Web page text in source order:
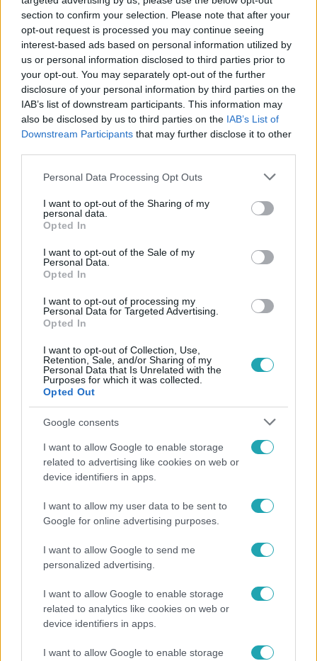
section to confirm your selection. Please note that after your
opt-out request is processed you may continue seeing
interest-based ads based on personal information utilized by
us or personal information disclosed to third parties prior to
your opt-out. You may separately opt-out of the further
disclosure of your personal information by third parties on the
IAB’s list of downstream participants. This information may
also be disclosed by us to third parties on the IAB’s List of
Downstream Participants that may further disclose it to other
Please note that this website/app uses one or more Google
not limited to your visit or usage behaviour. You may click to
grant or deny consent to Google and its third-party tags to
use your data for below specified purposes in below Google
consent section.
Personal Data Processing Opt Outs
I want to opt-out of the Sharing of my
personal data.
Opted In
I want to opt-out of the Sale of my
Personal Data.
Opted In
I want to opt-out of processing my
Personal Data for Targeted Advertising.
Opted In
I want to opt-out of Collection, Use,
Retention, Sale, and/or Sharing of my
Personal Data that Is Unrelated with the
Purposes for which it was collected.
Opted Out
Google consents
I want to allow Google to enable storage
related to advertising like cookies on web or
device identifiers in apps.
I want to allow my user data to be sent to
Google for online advertising purposes.
I want to allow Google to send me
personalized advertising.
I want to allow Google to enable storage
related to analytics like cookies on web or
device identifiers in apps.
I want to allow Google to enable storage
látogatók. Ugyanekkortól Udvardi Krisztián maszkfaragó
a Kanizsai Dorottya Múzeumban mutatja meg, miként
készülnek a faálarcok.A busók fél egykor kelnek át a
Sokac révbe a Dunán, majd kezdenek gyülekezni az
álarcosok a Koló téren, hogy délután kettő órakor
elinduljon felvonulásuk a belvárosban. Fél négykor kerül
sor a busóavatására, hogy négy órától elindulhason a
szabad farsangolás a busókkal a belvárosban.Fél ötkor
bocsátják a Duna vízére a télbúcsúztató farsangi
koporsót, majd öt órától a főtéri óriási máglyával égetik el
a telet jelképező koporsót, miközben körtáncokat járnak.A
napi átlagban 40-45 ezer ember is megfordulhat, a
legtöbb látogató vasárnap érkezik a városba.A
nevezett népcsoport által meghonosított, híres farsangi
eseményt egy 1783-as feljegyzés említi először. A balkáni
megtelepedő etnikum körében élő legenda szerint
furfangos őseik a török megszállás elől a Duna túlsó
partján lévő Mohács-szigetre menekültek. A sokacok
álruhákat öltve tértek vissza a folyón átkelve, és
rajtaütöttek a babonás törökökön, akik az ijesztő
maskarásoktól megrémülve fejvesztve menekültek a
elemei évszázadok óta változatlanok: borzas busóbundát,
vászongatyát, bocskort öltő felnőttek faragott álarcokban,
jellegzetes kellékekkel felszerelkezve búcsúztatják a zord
évszakot és várják a tavaszt.A busójárást első
magyarországi elemként vette fel az emberiség szellemi
kulturális örökségének reprezentatív listájára az ENSZ
UNESCO 2009-ben.
a telet szimbolizáló koporsót.
2:51
2022. február 27. 15:55
busók Mohácson
A fesztiválon vasárnap a mulatozásé volt a főszerep,
kedden pedig elégetik a telet szimbolizáló koporsót.
2020. november 6. 18:08
A járvány miatt elmarad a 2021-es mohácsi busójárás -